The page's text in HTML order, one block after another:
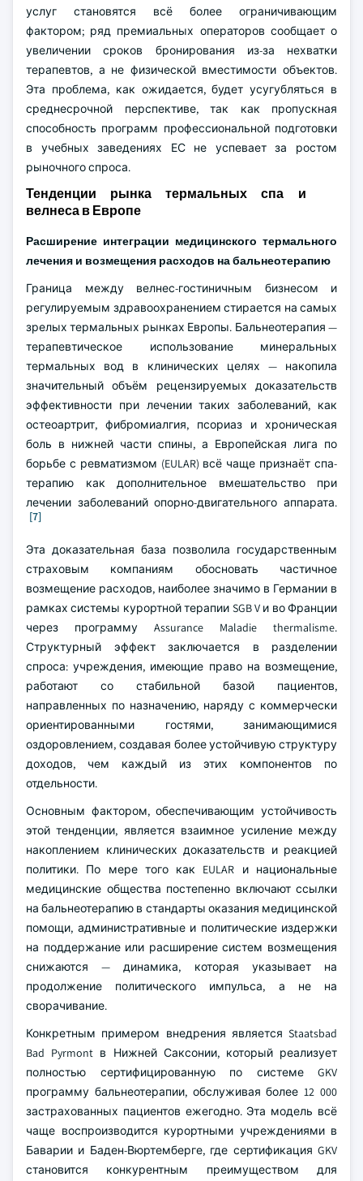
услуг становятся всё более ограничивающим
фактором; ряд премиальных операторов сообщает о
увеличении сроков бронирования из-за нехватки
терапевтов, а не физической вместимости объектов.
Эта проблема, как ожидается, будет усугубляться в
среднесрочной перспективе, так как пропускная
способность программ профессиональной подготовки
в учебных заведениях ЕС не успевает за ростом
рыночного спроса.
Тенденции рынка термальных спа и
велнеса в Европе
Расширение интеграции медицинского термального
лечения и возмещения расходов на бальнеотерапию
Граница между велнес-гостиничным бизнесом и
регулируемым здравоохранением стирается на самых
зрелых термальных рынках Европы. Бальнеотерапия —
терапевтическое использование минеральных
термальных вод в клинических целях — накопила
значительный объём рецензируемых доказательств
эффективности при лечении таких заболеваний, как
остеоартрит, фибромиалгия, псориаз и хроническая
боль в нижней части спины, а Европейская лига по
борьбе с ревматизмом (EULAR) всё чаще признаёт спа-
терапию как дополнительное вмешательство при
лечении заболеваний опорно-двигательного аппарата.
[7]
Эта доказательная база позволила государственным
страховым компаниям обосновать частичное
возмещение расходов, наиболее значимо в Германии в
рамках системы курортной терапии SGB V и во Франции
через программу Assurance Maladie thermalisme.
Структурный эффект заключается в разделении
спроса: учреждения, имеющие право на возмещение,
работают со стабильной базой пациентов,
направленных по назначению, наряду с коммерчески
ориентированными гостями, занимающимися
оздоровлением, создавая более устойчивую структуру
доходов, чем каждый из этих компонентов по
отдельности.
Основным фактором, обеспечивающим устойчивость
этой тенденции, является взаимное усиление между
накоплением клинических доказательств и реакцией
политики. По мере того как EULAR и национальные
медицинские общества постепенно включают ссылки
на бальнеотерапию в стандарты оказания медицинской
помощи, административные и политические издержки
на поддержание или расширение систем возмещения
снижаются — динамика, которая указывает на
продолжение политического импульса, а не на
сворачивание.
Конкретным примером внедрения является Staatsbad
Bad Pyrmont в Нижней Саксонии, который реализует
полностью сертифицированную по системе GKV
программу бальнеотерапии, обслуживая более 12 000
застрахованных пациентов ежегодно. Эта модель всё
чаще воспроизводится курортными учреждениями в
Баварии и Баден-Вюртемберге, где сертификация GKV
становится конкурентным преимуществом для